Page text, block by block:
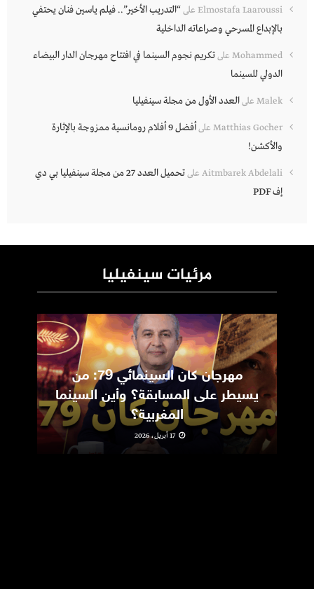
Elmostafa Laaroussi على“التدريب الأخير”.. فيلم ياسين فنان يحتفي
بالإبداع المسرحي وصراعاته الداخلية
Mohammed علىتكريم نجوم السينما في افتتاح مهرجان الدار البيضاء
الدولي للسينما
Malek علىالعدد الأول من مجلة سينفيليا
Matthias Gocher على
أفضل 9 أفلام رومانسية ممزوجة بالإثارة
والأكشن!
Aitmbarek Abdelali على
تحميل العدد 27 من مجلة سينفيليا بي دي
إف PDF
مرئيات سينفيليا
مهرجان كان السينمائي 79: من
يسيطر على المسابقة؟ وأين السينما
المغربية؟
17 أبريل، 2026